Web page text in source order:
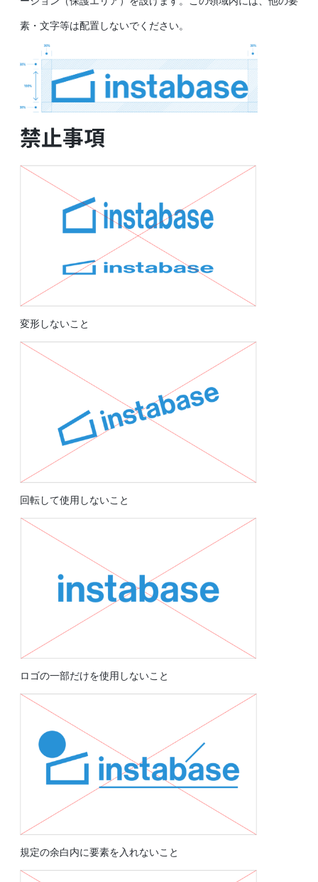
素・文字等は配置しないでください。
禁止事項
変形しないこと
回転して使用しないこと
ロゴの一部だけを使用しないこと
規定の余白内に要素を入れないこと